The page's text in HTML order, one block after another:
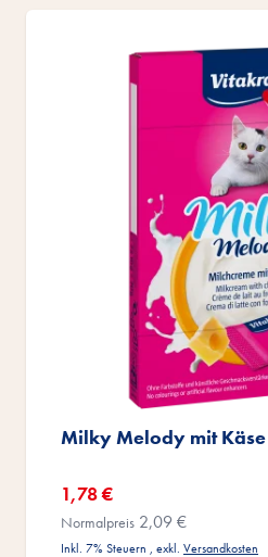
Milky Melody mit Käse
Sonderangebot
1,78 €
Normalpreis 2,09 €
Inkl. 7% Steuern , exkl. Versandkosten